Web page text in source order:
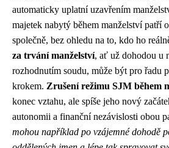
automaticky uplatní uzavřením
majetek nabytý během manželství patří
společně, bez ohledu na to, kdo ho
za trvání manželství, ať už dohodou u
rozhodnutím soudu, může být pro řadu
krokem. Zrušení režimu SJM během
konec vztahu, ale spíše jeho nový
autonomii a finanční nezávislosti obou
mohou například po vzájemné dohodě